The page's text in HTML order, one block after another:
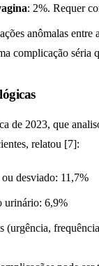
: 2%. Requer
anômalas entre
complicação séria
de 2023, que
relatou [7]:
desviado: 11,7%
urinário: 6,9%
(urgência,